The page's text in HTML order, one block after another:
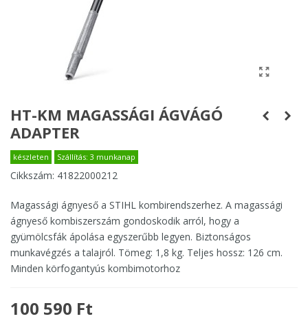
HT-KM MAGASSÁGI ÁGVÁGÓ
ADAPTER
készleten Szállítás: 3 munkanap
Cikkszám: 41822000212
Magassági ágnyeső a STIHL kombirendszerhez. A magassági
ágnyeső kombiszerszám gondoskodik arról, hogy a
gyümölcsfák ápolása egyszerűbb legyen. Biztonságos
munkavégzés a talajról. Tömeg: 1,8 kg. Teljes hossz: 126 cm.
Minden körfogantyús kombimotorhoz
100 590 Ft